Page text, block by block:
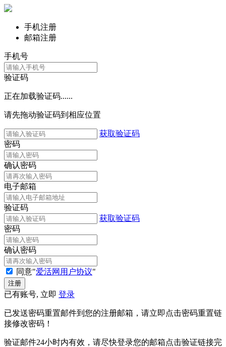
手机注册
邮箱注册
手机号
验证码
正在加载验证码......
请先拖动验证码到相应位置
获取验证码
密码
确认密码
电子邮箱
验证码
获取验证码
密码
确认密码
同意"爱活网用户协议"
已有账号, 立即 登录
已发送密码重置邮件到您的注册邮箱，请立即点击密码重置链
接修改密码！
验证邮件24小时内有效，请尽快登录您的邮箱点击验证链接完